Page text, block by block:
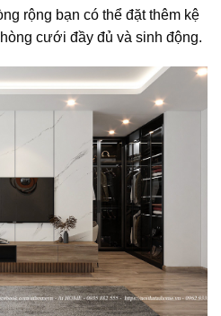
rộng bạn có thể đặt thêm kệ
cưới đầy đủ và sinh động.